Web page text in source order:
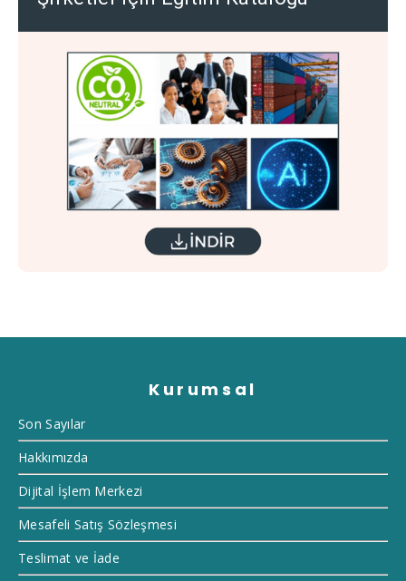
Kurumsal
Son Sayılar
Hakkımızda
Dijital İşlem Merkezi
Mesafeli Satış Sözleşmesi
Teslimat ve İade